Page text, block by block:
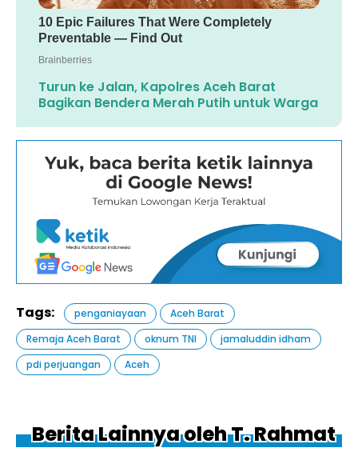
Turun ke Jalan, Kapolres Aceh Barat
Bagikan Bendera Merah Putih untuk Warga
Tags: penganiayaan
Aceh Barat
Remaja Aceh Barat
oknum TNI
jamaluddin idham
pdi perjuangan
Aceh
Berita Lainnya oleh T. Rahmat